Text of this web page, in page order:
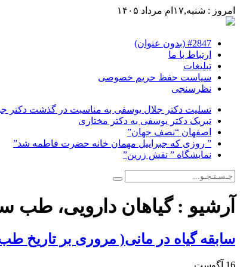
امروز : شنبه,۱۷ام مرداد ۱۴۰۵
#2847 (بدون عنوان)
ارتباط با ما
تبلیغات
سیاست حفظ حریم خصوصی
نظرسنجی
تسلیت دکتر جلال یوسفی به مناسبت در گذشت دکتر
تبریک دکتر یوسفی به دکتر مختاری
اصفهان “نصف جهان”
” روزی که جبراییل مهمان خانه حضرت فاطمه شد”
نمایشگاه ” نقش زرین”
آرشیو :گیاهان دارویی، طب
سابقه گیاه در مانی( مروری بر تاریخ
16 آگوست